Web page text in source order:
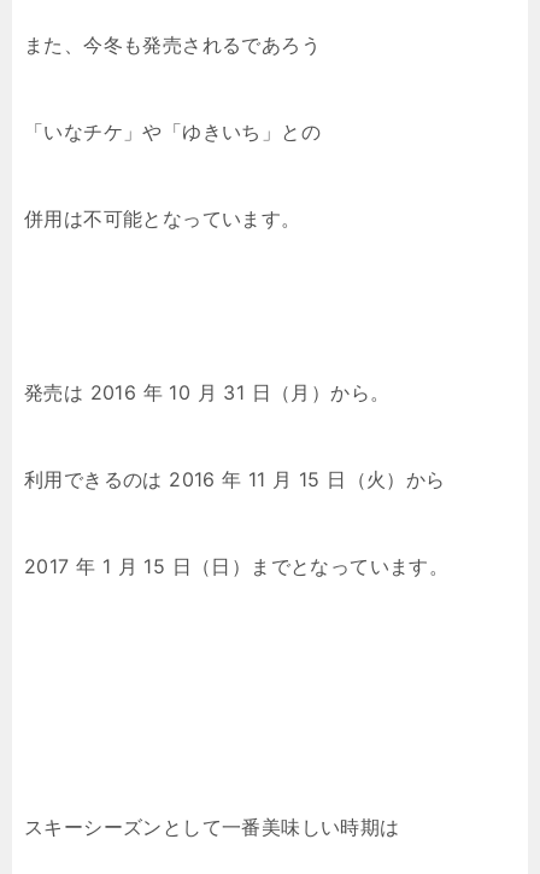
また、今冬も発売されるであろう
「いなチケ」や「ゆきいち」との
併用は不可能となっています。
発売は 2016 年 10 月 31 日（月）から。
利用できるのは 2016 年 11 月 15 日（火）から
2017 年 1 月 15 日（日）までとなっています。
スキーシーズンとして一番美味しい時期は